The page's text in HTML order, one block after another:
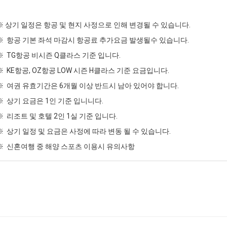
상기 일정은 항공 및 현지 사정으로 인해 변경될 수 있습니다.
항공 기본 좌석 마감시 항공료 추가요금 발생될수 있습니다.
TG항공 비시즌 Q클라스 기준 입니다.
KE항공, OZ항공 LOW 시즌 H클라스 기준 요금입니다.
여권 유효기간은 6개월 이상 반드시 남아 있어야 합니다.
상기 요금은 1인 기준 입니니다.
리조트 및 호텔 2인 1실 기준 입니다.
상기 일정 및 요금은 사정에 따라 변동 될 수 있습니다.
신혼여행 중 해양 스포츠 이용시 유의사항